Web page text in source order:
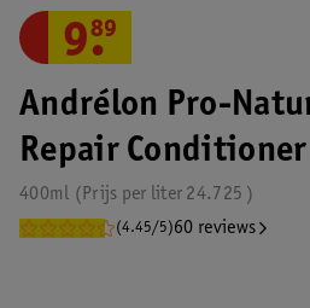
Andrélon Pro-
Repair Conditioner
400ml 24.725
Prijs per liter
(4.45/5)60 reviews
9.
89